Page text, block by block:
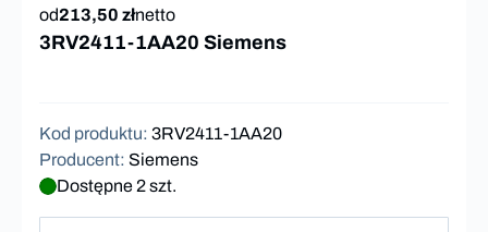
od213,50 złnetto
3RV2411-1AA20 Siemens
Kod produktu: 3RV2411-1AA20
Producent: Siemens
Dostępne 2 szt.